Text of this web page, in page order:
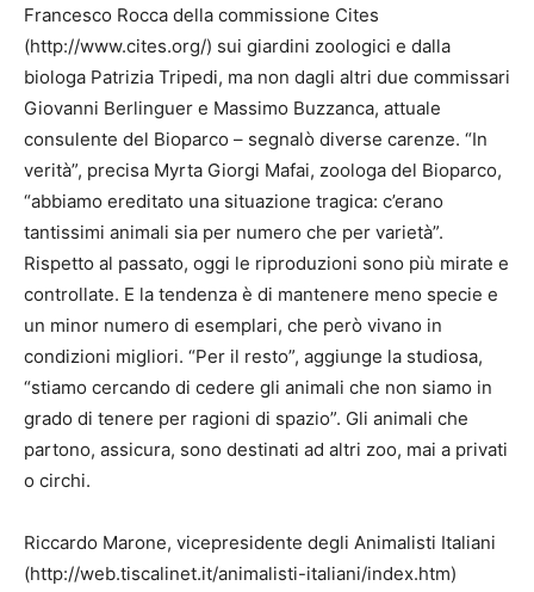
Francesco Rocca della commissione Cites
(http://www.cites.org/) sui giardini zoologici e dalla
biologa Patrizia Tripedi, ma non dagli altri due commissari
Giovanni Berlinguer e Massimo Buzzanca, attuale
consulente del Bioparco – segnalò diverse carenze. “In
verità”, precisa Myrta Giorgi Mafai, zoologa del Bioparco,
“abbiamo ereditato una situazione tragica: c’erano
tantissimi animali sia per numero che per varietà”.
Rispetto al passato, oggi le riproduzioni sono più mirate e
controllate. E la tendenza è di mantenere meno specie e
un minor numero di esemplari, che però vivano in
condizioni migliori. “Per il resto”, aggiunge la studiosa,
“stiamo cercando di cedere gli animali che non siamo in
grado di tenere per ragioni di spazio”. Gli animali che
partono, assicura, sono destinati ad altri zoo, mai a privati
o circhi.
Riccardo Marone, vicepresidente degli Animalisti Italiani
(http://web.tiscalinet.it/animalisti-italiani/index.htm)